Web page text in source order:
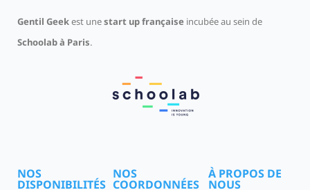
Gentil Geekest unestart up française incubée au sein de
Schoolab à Paris.
NOS
DISPONIBILITÉS
NOS
COORDONNÉES
À PROPOS DE
NOUS